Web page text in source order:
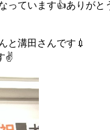
っています👍ありが
と溝田さんです💉
✌